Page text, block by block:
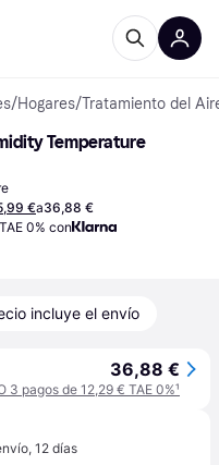
/Hogares/Tratamiento del
Temperature
€a36,88 €
0% con
incluye el envío
36,88 €
3 pagos de 12,29 € TAE 0%¹
, 12 días